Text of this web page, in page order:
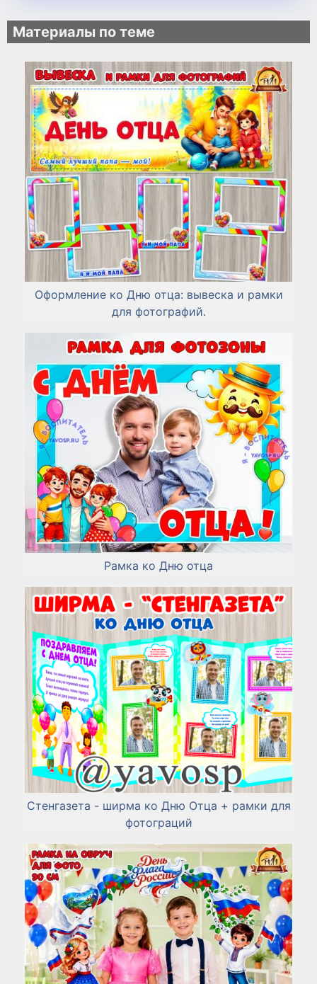
Материалы по теме
Оформление ко Дню отца: вывеска и рамки
для фотографий.
Рамка ко Дню отца
Стенгазета - ширма ко Дню Отца + рамки для
фотограций